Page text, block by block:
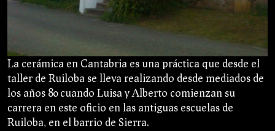
La cerámica en Cantabria es una práctica que desde el
taller de Ruiloba se lleva realizando desde mediados de
los años 80 cuando Luisa y Alberto comienzan su
carrera en este oficio en las antiguas escuelas de
Ruiloba, en el barrio de Sierra.